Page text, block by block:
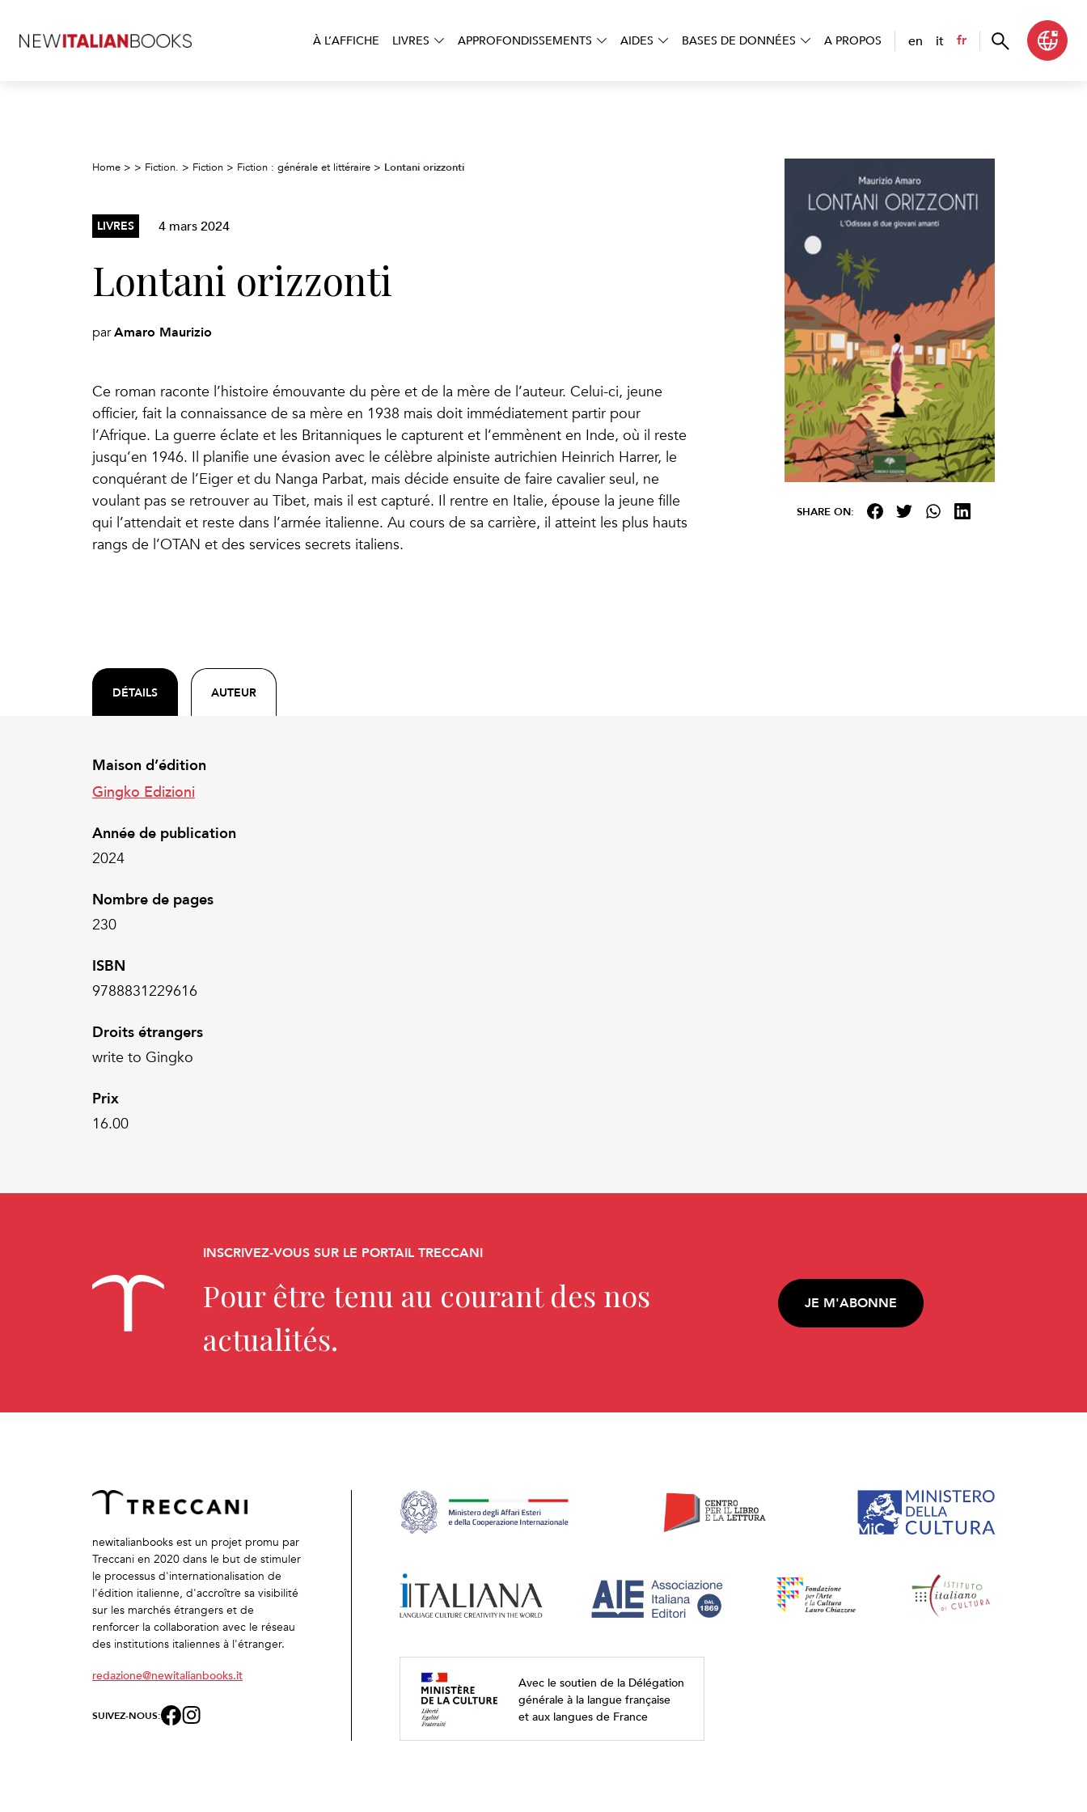
À L’AFFICHE LIVRES APPROFONDISSEMENTS AIDES BASES DE DONNÉES A PROPOS en it fr
Home > > Fiction. > Fiction > Fiction : générale et littéraire > Lontani orizzonti
LIVRES 4 mars 2024
Lontani orizzonti
parAmaro Maurizio
Ce roman raconte l’histoire émouvante du père et de la mère de l’auteur. Celui-ci, jeune
officier, fait la connaissance de sa mère en 1938 mais doit immédiatement partir pour
l’Afrique. La guerre éclate et les Britanniques le capturent et l’emmènent en Inde, où il reste
jusqu’en 1946. Il planifie une évasion avec le célèbre alpiniste autrichien Heinrich Harrer, le
conquérant de l’Eiger et du Nanga Parbat, mais décide ensuite de faire cavalier seul, ne
voulant pas se retrouver au Tibet, mais il est capturé. Il rentre en Italie, épouse la jeune fille
qui l’attendait et reste dans l’armée italienne. Au cours de sa carrière, il atteint les plus hauts
rangs de l’OTAN et des services secrets italiens.
DÉTAILS AUTEUR
Maison d’édition
Gingko Edizioni
Année de publication
2024
Nombre de pages
230
ISBN
9788831229616
Droits étrangers
write to Gingko
Prix
16.00
SHARE ON:
INSCRIVEZ-VOUS SUR LE PORTAIL TRECCANI
Pour être tenu au courant des nos
actualités.
JE M'ABONNE
newitalianbooks est un projet promu par
Treccani en 2020 dans le but de stimuler
le processus d'internationalisation de
l'édition italienne, d'accroître sa visibilité
sur les marchés étrangers et de
renforcer la collaboration avec le réseau
des institutions italiennes à l'étranger.
redazione@newitalianbooks.it
SUIVEZ-NOUS:
Avec le soutien de la Délégation
générale à la langue française
et aux langues de France